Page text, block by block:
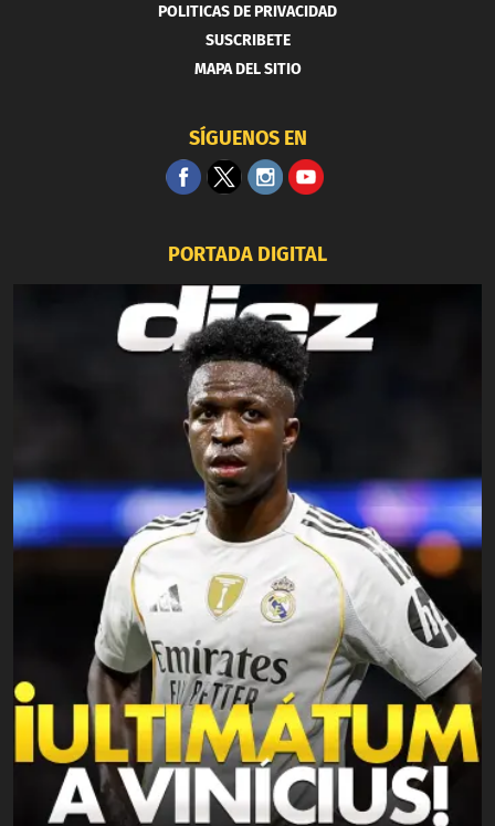
POLITICAS DE PRIVACIDAD
SUSCRIBETE
MAPA DEL SITIO
SÍGUENOS EN
PORTADA DIGITAL